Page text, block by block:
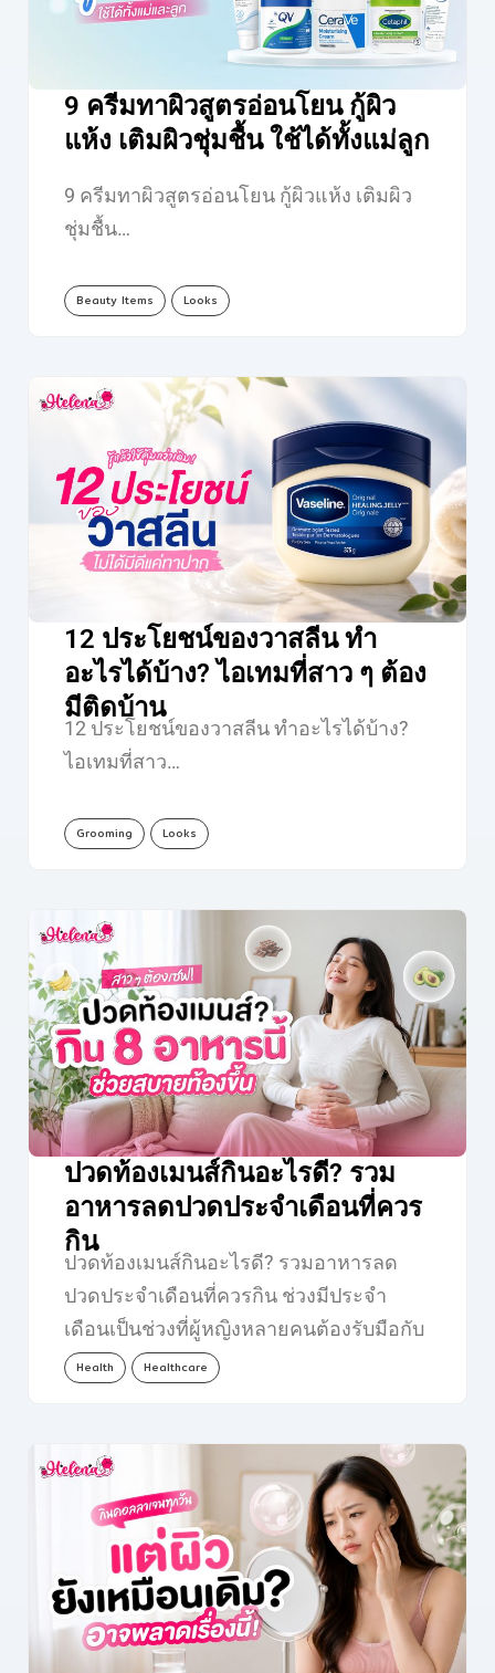
9 ครีมทาผิวสูตรอ่อนโยน กู้ผิว
แห้ง เติมผิวชุ่มชื้น ใช้ได้ทั้งแม่ลูก
9 ครีมทาผิวสูตรอ่อนโยน กู้ผิวแห้ง เติมผิว
ชุ่มชื้น…
Beauty Items Looks
12 ประโยชน์ของวาสลีน ทำ
อะไรได้บ้าง? ไอเทมที่สาว ๆ ต้อง
มีติดบ้าน
12 ประโยชน์ของวาสลีน ทำอะไรได้บ้าง?
ไอเทมที่สาว…
Grooming Looks
ปวดท้องเมนส์กินอะไรดี? รวม
อาหารลดปวดประจำเดือนที่ควร
กิน
ปวดท้องเมนส์กินอะไรดี? รวมอาหารลด
ปวดประจำเดือนที่ควรกิน ช่วงมีประจำ
เดือนเป็นช่วงที่ผู้หญิงหลายคนต้องรับมือกับ
อาการไม่สบายตัว ไม่ว่าจะเป็นปวดท้อง
Health Healthcare